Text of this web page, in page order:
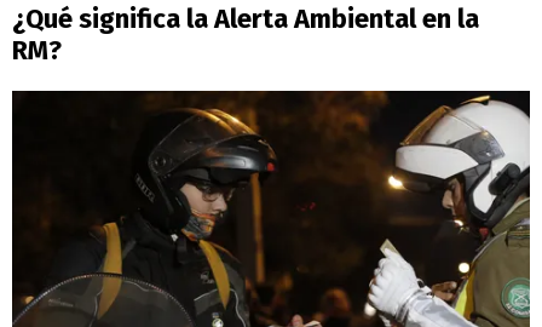
¿Qué significa la Alerta Ambiental en la
RM?